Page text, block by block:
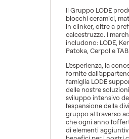
Il Gruppo LODE
blocchi ceramici,
in clinker, oltre a
calcestruzzo. I
includono: LODE,
Patoka, Cerpol e TAB.
L'esperienza, la
fornite
famiglia LODE
delle nostre
sviluppo intensivo
l'espansione della
gruppo attraverso
che ogni anno
di elementi